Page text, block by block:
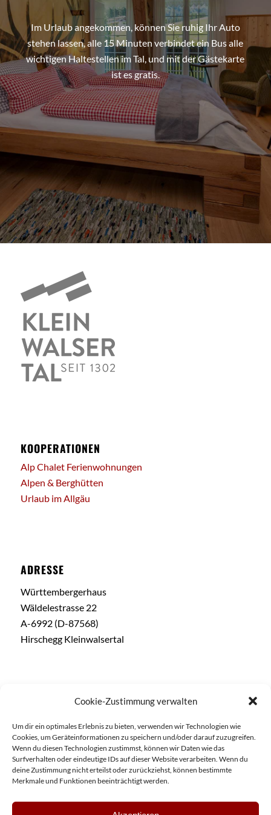
Cookie-Zustimmung verwalten
Um dir ein optimales Erlebnis zu bieten, verwenden wir Technologien wie
Cookies, um Geräteinformationen zu speichern und/oder darauf zuzugreifen.
Wenn du diesen Technologien zustimmst, können wir Daten wie das
Surfverhalten oder eindeutige IDs auf dieser Website verarbeiten. Wenn du
deine Zustimmung nicht erteilst oder zurückziehst, können bestimmte
Merkmale und Funktionen beeinträchtigt werden.
Im Urlaub angekommen, können Sie ruhig Ihr Auto
stehen lassen, alle 15 Minuten verbindet ein Bus alle
wichtigen Haltestellen im Tal, und mit der Gästekarte
ist es gratis.
KOOPERATIONEN
Alp Chalet Ferienwohnungen
Alpen & Berghütten
Urlaub im Allgäu
ADRESSE
Württembergerhaus
Wäldelestrasse 22
A-6992 (D-87568)
Hirschegg Kleinwalsertal
Telefon: +43 (0) 5517 6815
Fax: +43 (0) 5517 5451 89
info@wuerttembergerhaus.de